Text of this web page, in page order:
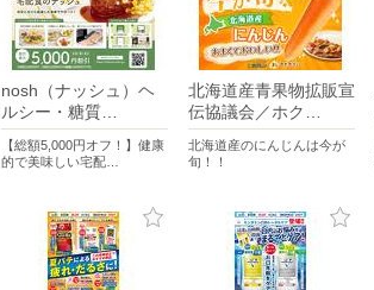
nosh（ナッシュ）ヘ
ルシー・糖質…
【総額5,000円オフ！】健康
的で美味しい宅配…
北海道産青果物拡販宣
伝協議会／ホク…
北海道産のにんじんは今が
旬！！